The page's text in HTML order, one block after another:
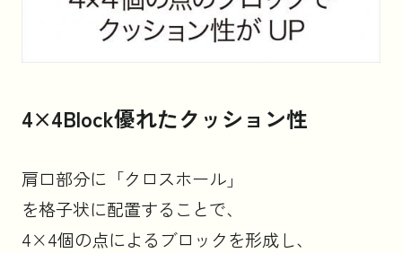
4×4Block優れたクッション性
肩口部分に「クロスホール」
を格子状に配置することで、
4×4個の点によるブロックを形成し、